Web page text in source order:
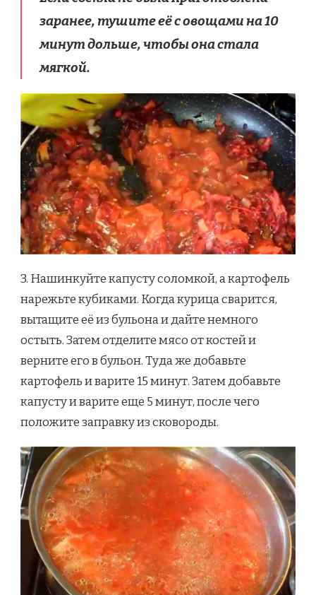
заранее, тушите её с овощами на 10
минут дольше, чтобы она стала
мягкой.
3. Нашинкуйте капусту соломкой, а картофель
нарежьте кубиками. Когда курица сварится,
вытащите её из бульона и дайте немного
остыть. Затем отделите мясо от костей и
верните его в бульон. Туда же добавьте
картофель и варите 15 минут. Затем добавьте
капусту и варите еще 5 минут, после чего
положите заправку из сковороды.